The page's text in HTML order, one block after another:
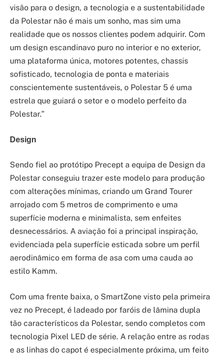
visão para o design, a tecnologia e a sustentabilidade
da Polestar não é mais um sonho, mas sim uma
realidade que os nossos clientes podem adquirir. Com
um design escandinavo puro no interior e no exterior,
uma plataforma única, motores potentes, chassis
sofisticado, tecnologia de ponta e materiais
conscientemente sustentáveis, o Polestar 5 é uma
estrela que guiará o setor e o modelo perfeito da
Polestar.”
Design
Sendo fiel ao protótipo Precept a equipa de Design da
Polestar conseguiu trazer este modelo para produção
com alterações mínimas, criando um Grand Tourer
arrojado com 5 metros de comprimento e uma
superfície moderna e minimalista, sem enfeites
desnecessários. A aviação foi a principal inspiração,
evidenciada pela superfície esticada sobre um perfil
aerodinâmico em forma de asa com uma cauda ao
estilo Kamm.
Com uma frente baixa, o SmartZone visto pela primeira
vez no Precept, é ladeado por faróis de lâmina dupla
tão característicos da Polestar, sendo completos com
tecnologia Pixel LED de série. A relação entre as rodas
e as linhas do capot é especialmente próxima, um feito